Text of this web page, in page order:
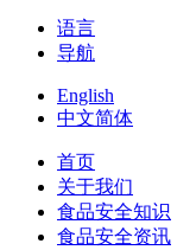
语言
导航
English
中文简体
首页
关于我们
食品安全知识
食品安全资讯